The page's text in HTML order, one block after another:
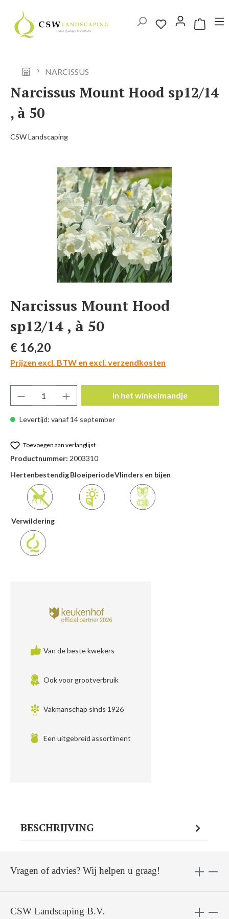
Ga naar de hoofdinhoud
NARCISSUS
Narcissus Mount Hood sp12/14
, à 50
CSW Landscaping
Afbeeldingengalerij overslaan
Narcissus Mount Hood
sp12/14 , à 50
Normale prijs:
€ 16,20
Prijzen excl. BTW en excl. verzendkosten
Levertijd: vanaf 14 september
Producthoeveelheid: Voer de gewenste
In het winkelmandje
Toevoegen aan verlanglijst
Productnummer: 2003310
HertenbestendigBloeiperiodeVlinders en bijen
Verwildering
Van de beste kwekers
Ook voor grootverbruik
Vakmanschap sinds 1926
Een uitgebreid assortiment
BESCHRIJVING
CSW Landscaping B.V.
Vragen of advies? Wij helpen u graag!